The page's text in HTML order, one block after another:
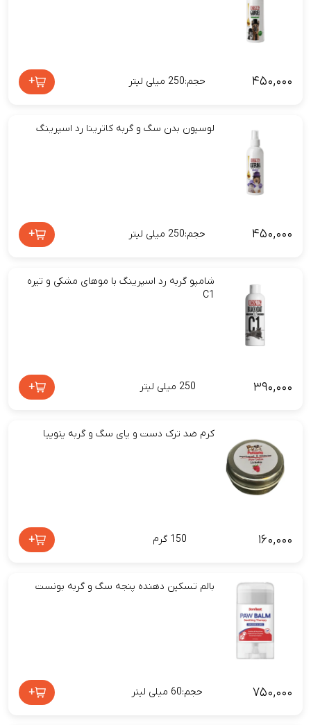
۴۵۰,۰۰۰ حجم:250 میلی لیتر +
لوسیون بدن سگ و گربه کاترینا رد اسپرینگ
۴۵۰,۰۰۰ حجم:250 میلی لیتر +
شامپو گربه رد اسپرینگ با موهای مشکی و تیره
C1
۳۹۰,۰۰۰ 250 میلی لیتر +
کرم ضد ترک دست و پای سگ و گربه پتوپیا
۱۶۰,۰۰۰ 150 گرم +
بالم تسکین دهنده پنجه سگ و گربه بونست
۷۵۰,۰۰۰ حجم:60 میلی لیتر +